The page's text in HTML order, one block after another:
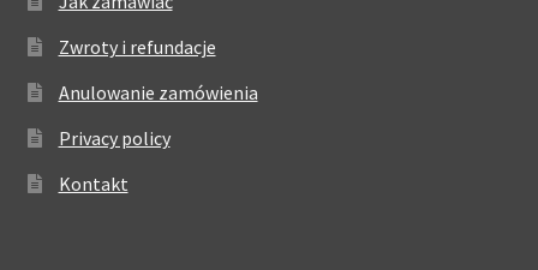
Zwroty i refundacje
Anulowanie zamówienia
Privacy policy
Kontakt